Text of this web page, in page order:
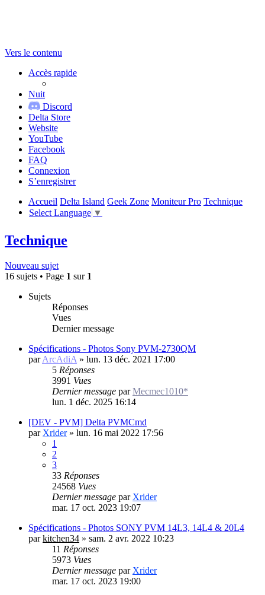
Vers le contenu
Accès rapide
Nuit
Discord
Delta Store
Website
YouTube
Facebook
FAQ
Connexion
S’enregistrer
Accueil Delta Island Geek Zone Moniteur Pro Technique
Select Language ▼
Technique
Nouveau sujet
16 sujets • Page 1 sur 1
Sujets
Réponses
Vues
Dernier message
Spécifications - Photos Sony PVM-2730QM
parArcAdiA » lun. 13 déc. 2021 17:00
5 Réponses
3991 Vues
Dernier message parMecmec1010*
lun. 1 déc. 2025 16:14
[DEV - PVM] Delta PVMCmd
par Xrider» lun. 16 mai 2022 17:56
1
2
3
33 Réponses
24568 Vues
Dernier message par Xrider
mar. 17 oct. 2023 19:07
Spécifications - Photos SONY PVM 14L3, 14L4 & 20L4
parkitchen34 » sam. 2 avr. 2022 10:23
11 Réponses
5973 Vues
Dernier message par Xrider
mar. 17 oct. 2023 19:00